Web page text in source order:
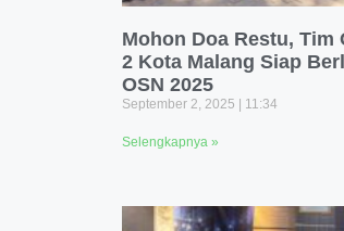
Mohon Doa Restu, Tim
2 Kota Malang Siap
OSN 2025
September 2, 2025 11:34
Selengkapnya »